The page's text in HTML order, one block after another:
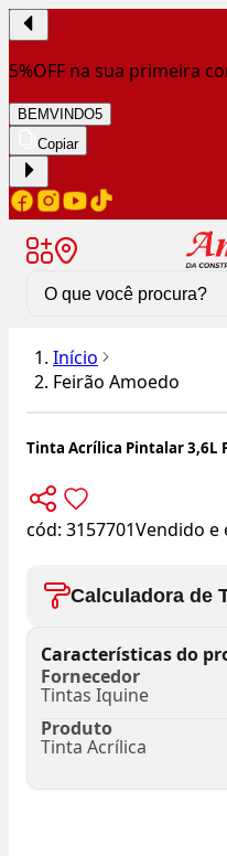
5%OFF na sua primeira
BEMVINDO5
Copiar
Início
Feirão Amoedo
Tinta Acrílica Pintalar 3,6L
cód: 3157701Vendido e
Calculadora de
Características do
Fornecedor
Tintas Iquine
Produto
Tinta Acrílica